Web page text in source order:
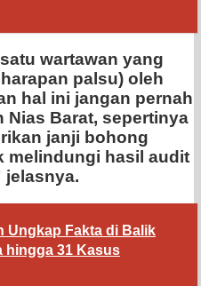
wartawan yang
palsu) oleh
hal ini jangan pernah
Nias Barat, sepertinya
janji bohong
melindungi hasil audit
jelasnya.
Ungkap Fakta di Balik
hingga 31 Kasus